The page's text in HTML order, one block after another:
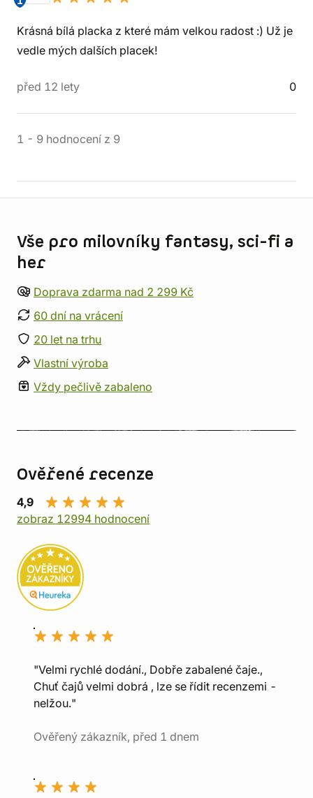
Krásná bílá placka z které mám velkou radost :) Už je
vedle mých dalších placek!
před 12 lety 0
1 - 9 hodnocení z 9
Vše pro milovníky fantasy, sci-fi a
her
Doprava zdarma nad 2 299 Kč
60 dní na vrácení
20 let na trhu
Vlastní výroba
Vždy pečlivě zabaleno
Ověřené recenze
4,9
zobraz 12994 hodnocení
"Velmi rychlé dodání., Dobře zabalené čaje.,
Chuť čajů velmi dobrá , lze se řídit recenzemi -
nelžou."
Ověřený zákazník, před 1 dnem